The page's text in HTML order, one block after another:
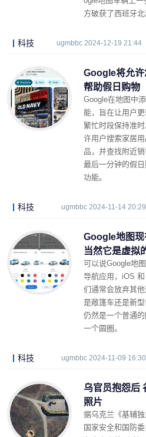
方破获了西班牙
科技 ugmbbc 2024-12-19 21:44
Google将允许
帮助假日购物
Google在地图中
能，旨在让用户
繁忙时段保持准
许用户搜索家居
品，并查找附近
最后一分钟的假
功能。
科技 ugmbbc 2024-11-14 20:29
Google地图现
当然它是虚拟
可以说Google地
导航应用，iOS
们通常会放弃其
是敞篷车还是新
仍然是一个普通
一个圆圈。
科技 ugmbbc 2024-11-09 16:30
乌官员抱怨后
照片
据乌克兰《基辅
国家安全和国防